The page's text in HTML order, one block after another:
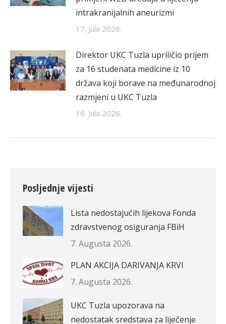
intrakranijalnih aneurizmi
17. Jula 2026.
Direktor UKC Tuzla upriličio prijem
za 16 studenata medicine iz 10
država koji borave na međunarodnoj
razmjeni u UKC Tuzla
16. Jula 2026.
Posljednje vijesti
Lista nedostajućih lijekova Fonda
zdravstvenog osiguranja FBiH
7. Augusta 2026.
PLAN AKCIJA DARIVANJA KRVI
7. Augusta 2026.
UKC Tuzla upozorava na
nedostatak sredstava za liječenje